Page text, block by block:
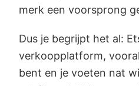
merk een voorsprong
Dus je begrijpt het al:
verkoopplatform,
bent en je voeten nat